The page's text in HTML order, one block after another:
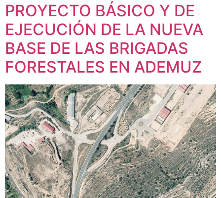
PROYECTO BÁSICO Y DE
EJECUCIÓN DE LA NUEVA
BASE DE LAS BRIGADAS
FORESTALES EN ADEMUZ